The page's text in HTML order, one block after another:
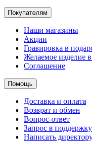
Покупателям
Наши магазины
Акции
Гравировка в
Желаемое изделие
Соглашение
Помощь
Доставка и оплата
Возврат и обмен
Вопрос-ответ
Запрос в поддержку
Написать